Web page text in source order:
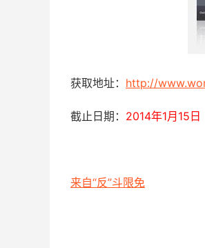
获取地址： http://
截止日期： 2014年1月15日
来自“反”斗限免